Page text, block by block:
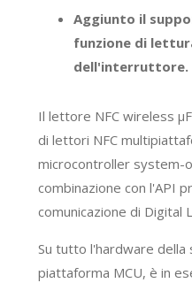
Aggiunto il
funzione di
dell'interruttore.
Il lettore NFC wireless
di lettori NFC
microcontroller system-
combinazione con l'API
comunicazione di Digital
Su tutto l'hardware della
piattaforma MCU, è in